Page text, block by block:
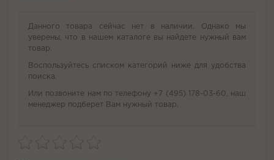
Данного товара сейчас нет в наличии. Однако мы
уверены, что в нашем каталоге вы найдете нужный вам
товар.
Воспользуйтесь списком категорий ниже для удобства
поиска.
Или позвоните нам по телефону +7 (495) 178-03-60, наш
менеджер подберет Вам нужный товар.